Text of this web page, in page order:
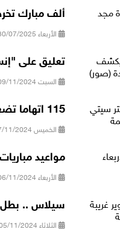
ألف مبارك
الأربعاء 30/07/2025 20:15
تعليق على
السبت 09/11/2024 10:23
115 اتهاما تضع مانشستر سيتي تحت ضغط تعويضات ضخمة
الخميس 07/11/2024 09:10
مواعيد
الأربعاء 06/11/2024 10:31
سيلاس .. بطل
الثلاثاء 05/11/2024 18:27